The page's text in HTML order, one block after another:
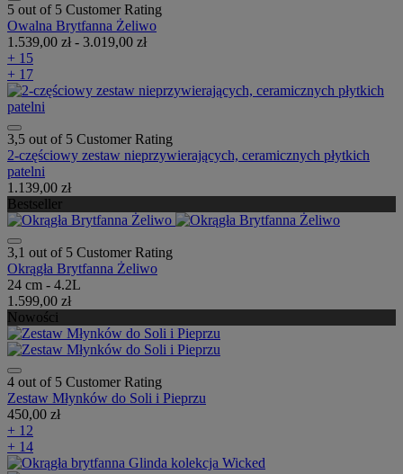
5 out of 5 Customer Rating
Owalna Brytfanna Żeliwo
1.539,00 zł- 3.019,00 zł
+ 15
+ 17
3,5 out of 5 Customer Rating
2-częściowy zestaw nieprzywierających, ceramicznych płytkich
patelni
1.139,00 zł
Bestseller
3,1 out of 5 Customer Rating
Okrągła Brytfanna Żeliwo
24 cm - 4.2L
1.599,00 zł
Nowości
4 out of 5 Customer Rating
Zestaw Młynków do Soli i Pieprzu
450,00 zł
+ 12
+ 14